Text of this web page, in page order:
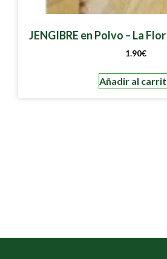
JENGIBRE en Polvo – La
1.90€
Añadir al